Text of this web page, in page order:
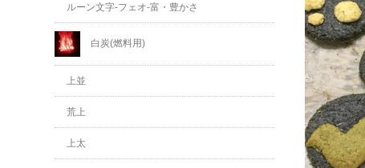
ルーン文字-フェオ-富・豊かさ
白炭(燃料用)
上並
荒上
上太